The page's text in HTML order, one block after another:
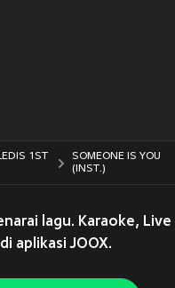
1ST
SOMEONE IS YOU
(INST.)
lagu. Karaoke, Live
aplikasi JOOX.